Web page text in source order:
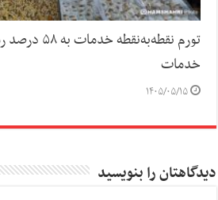
تورم
خدمات
۱۴۰۵/۰۵/۱۵
دیدگاهتان را بنویسید